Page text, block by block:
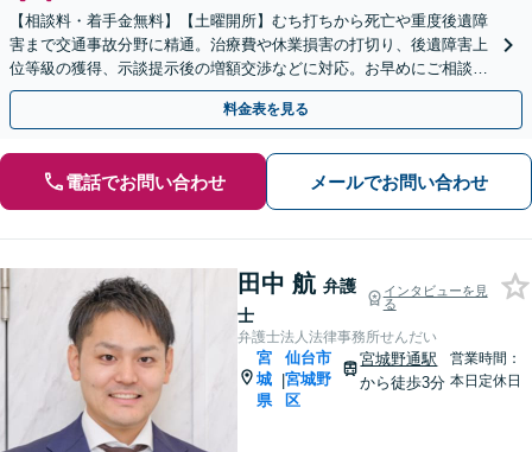
【相談料・着手金無料】【土曜開所】むち打ちから死亡や重度後遺障
害まで交通事故分野に精通。治療費や休業損害の打切り、後遺障害上
位等級の獲得、示談提示後の増額交渉などに対応。お早めにご相談く
ださい。【青葉通一番町駅5分】【弁護士歴15年以上】
料金表を見る
電話でお問い合わせ メールでお問い合わせ
田中 航 弁護
士
インタビューを見
る
弁護士法人法律事務所せんだい
宮
城
県
|
仙台市
宮城野
区
宮城野通駅
から徒歩3分
営業時間：
本日定休日